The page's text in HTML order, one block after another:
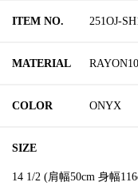
ITEM NO. 251OJ-
MATERIAL
COLOR ONYX
SIZE
14 1/2 (肩幅50cm 身幅